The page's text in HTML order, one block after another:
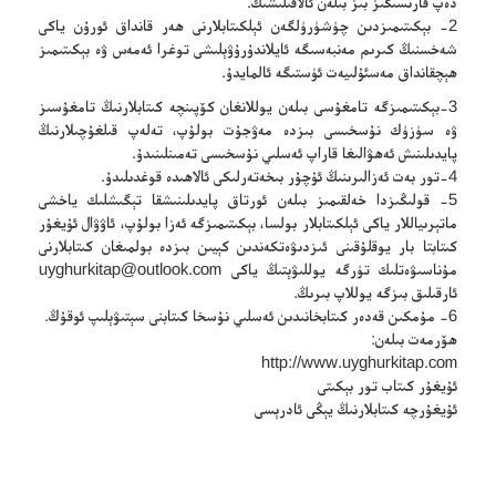
2- بېكىتىمىزدىن چۈشۈرۈلگەن ئېلكىتابلارنى ھەر قانداق ئورۇن ياكى
شەخسنىڭ كىرىم مەنبەسىگە ئايلاندۇرۇۋېلىشى توغرا ئەمەس ۋە بېكىتىمىز
ھېچقانداق مەسئۇلىيەت ئۈستىگە ئالمايدۇ.
3-بېكىتىمىزگە تامغۇسى بىلەن يوللانغان كۆپىنچە كىتابلارنىڭ تامغۇسىز
ۋە سۈزۈك نۇسخىسى بىزدە مەۋجۇت بولۇپ، تەلەپ قىلغۇچىلارنىڭ
پايدىلىنىش ئەھۋالىغا قاراپ ئەسلىي نۇسخىسى تەمىنلىنىدۇ.
4-تور بەت ئەزالىرىنىڭ ئۇچۇر بىخەتەرلىكى ئالاھىدە قوغدىلىدۇ.
5- قولىڭىزدا خەلقىمىز بىلەن ئورتاق پايدىلىنىشقا تېگىشلىك ياخشى
ماتېرىياللار ياكى ئېلكىتابلار بولسا، بېكىتىمىزگە ئەزا بولۇپ، ئاۋۋال ئۇيغۇر
كىتابتا بار يوقلۇقىنى ئىزدىۋەتكەندىن كېيىن بىزدە بولمىغان كىتابلارنى
مۇناسىۋەتلىك تۈرگە يوللىۋېتىڭ ياكى uyghurkitap@outlook.com
ئارقىلىق بىزگە يوللاپ بىرىڭ.
6- مۇمكىن قەدەر كىتابخانىدىن ئەسلىي نۇسخا كىتابنى سېتىۋېلىپ ئوقۇڭ.
ھۆرمەت بىلەن:
http://www.uyghurkitap.com
ئۇيغۇر كىتاب تور بېكىتى
ئۇيغۇرچە كىتابلارنىڭ يېڭى ئادرېسى